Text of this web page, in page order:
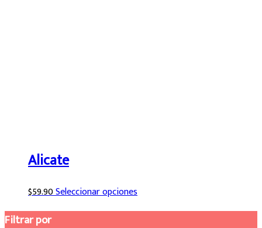
Alicate
$59.90Seleccionar opcionesEste
producto
Filtrar por